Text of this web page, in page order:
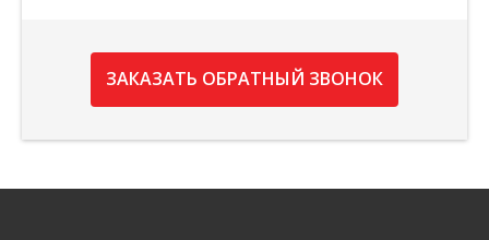
ЗАКАЗАТЬ ОБРАТНЫЙ ЗВОНОК